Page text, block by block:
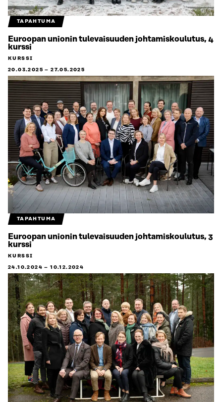
TAPAHTUMA
Euroopan unionin tulevaisuuden johtamiskoulutus, 4
kurssi
KURSSI
20.03.2025 –27.05.2025
TAPAHTUMA
Euroopan unionin tulevaisuuden johtamiskoulutus, 3
kurssi
KURSSI
24.10.2024 –10.12.2024